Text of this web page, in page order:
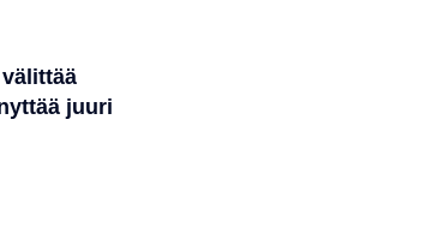
juuri